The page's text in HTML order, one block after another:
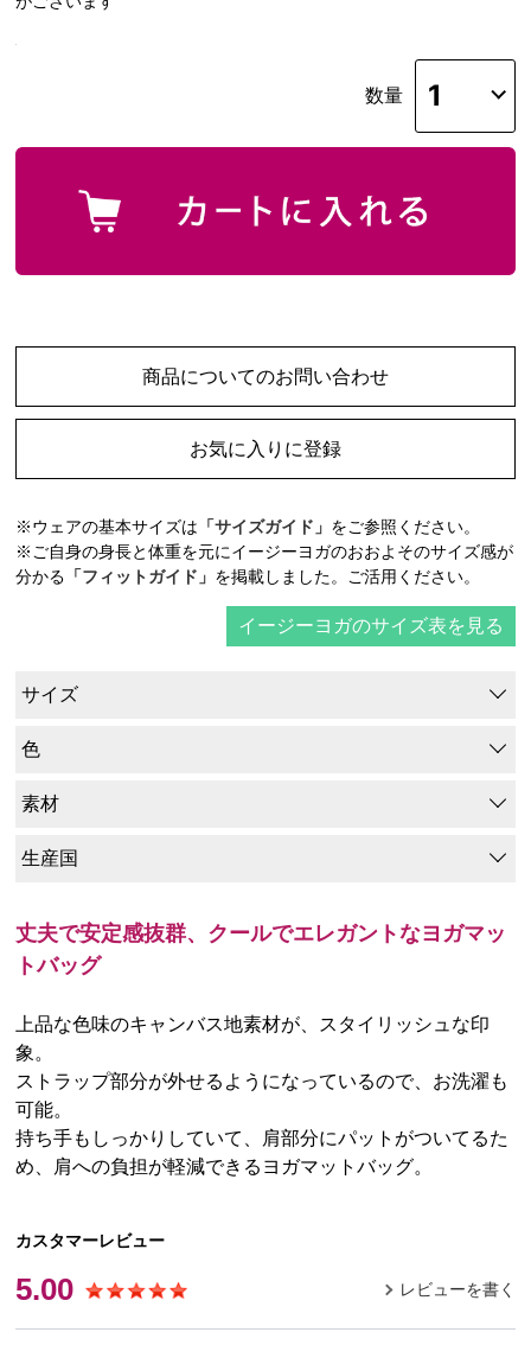
数量
商品についてのお問い合わせ
お気に入りに登録
※ウェアの基本サイズは 「サイズガイド」 をご参照ください。
※ご自身の身長と体重を元にイージーヨガのおおよそのサイズ感が
分かる 「フィットガイド」 を掲載しました。ご活用ください。
イージーヨガのサイズ表を見る
サイズ
色
素材
生産国
丈夫で安定感抜群、クールでエレガントなヨガマッ
トバッグ
上品な色味のキャンバス地素材が、スタイリッシュな印
象。
ストラップ部分が外せるようになっているので、お洗濯も
可能。
持ち手もしっかりしていて、肩部分にパットがついてるた
め、肩への負担が軽減できるヨガマットバッグ。
カスタマーレビュー
5.00 レビューを書く